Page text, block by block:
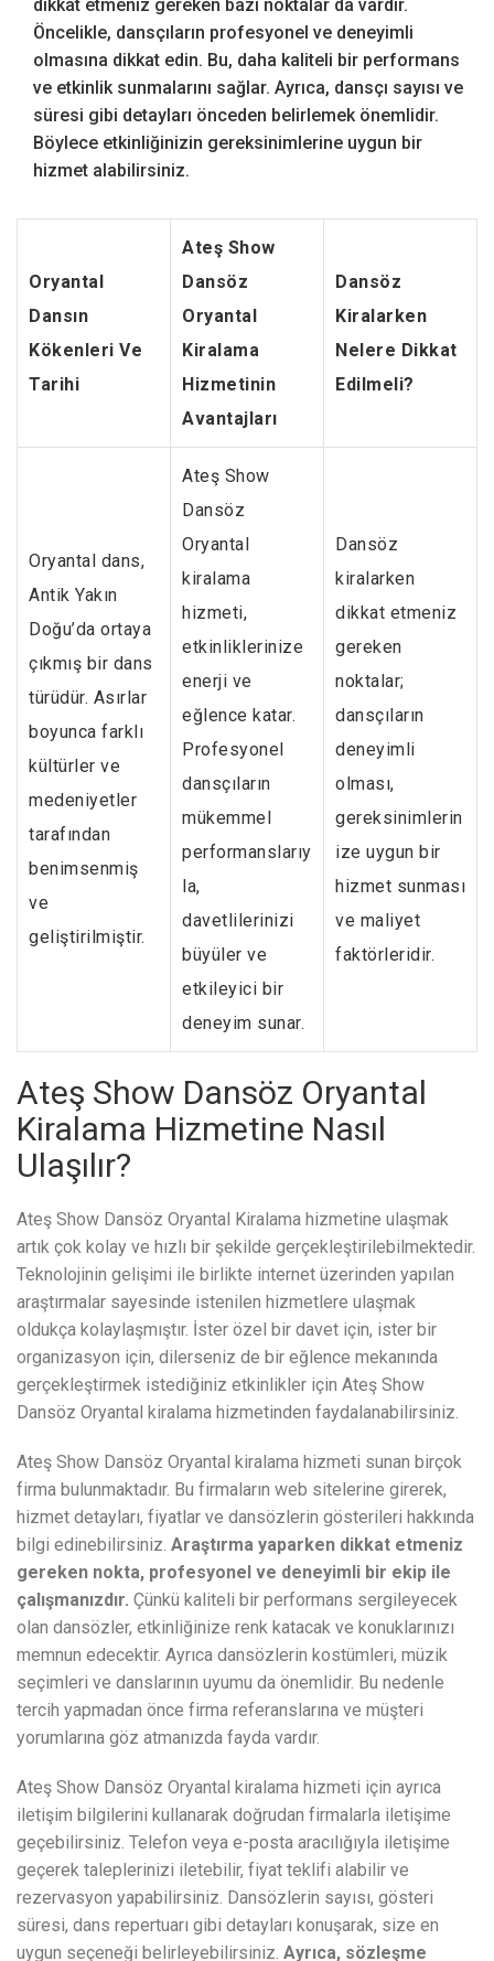
dikkat etmeniz gereken bazı noktalar da vardır.
Öncelikle, dansçıların profesyonel ve deneyimli
olmasına dikkat edin. Bu, daha kaliteli bir performans
ve etkinlik sunmalarını sağlar. Ayrıca, dansçı sayısı ve
süresi gibi detayları önceden belirlemek önemlidir.
Böylece etkinliğinizin gereksinimlerine uygun bir
hizmet alabilirsiniz.
Oryantal
Dansın
Kökenleri Ve
Tarihi
Ateş Show
Dansöz
Oryantal
Kiralama
Hizmetinin
Avantajları
Dansöz
Kiralarken
Nelere Dikkat
Edilmeli?
Oryantal dans,
Antik Yakın
Doğu’da ortaya
çıkmış bir dans
türüdür. Asırlar
boyunca farklı
kültürler ve
medeniyetler
tarafından
benimsenmiş
ve
geliştirilmiştir.
Ateş Show
Dansöz
Oryantal
kiralama
hizmeti,
etkinliklerinize
enerji ve
eğlence katar.
Profesyonel
dansçıların
mükemmel
performanslarıy
la,
davetlilerinizi
büyüler ve
etkileyici bir
deneyim sunar.
Dansöz
kiralarken
dikkat etmeniz
gereken
noktalar;
dansçıların
deneyimli
olması,
gereksinimlerin
ize uygun bir
hizmet sunması
ve maliyet
faktörleridir.
Ateş Show Dansöz Oryantal
Kiralama Hizmetine Nasıl
Ulaşılır?
Ateş Show Dansöz Oryantal Kiralama hizmetine ulaşmak
artık çok kolay ve hızlı bir şekilde gerçekleştirilebilmektedir.
Teknolojinin gelişimi ile birlikte internet üzerinden yapılan
araştırmalar sayesinde istenilen hizmetlere ulaşmak
oldukça kolaylaşmıştır. İster özel bir davet için, ister bir
organizasyon için, dilerseniz de bir eğlence mekanında
gerçekleştirmek istediğiniz etkinlikler için Ateş Show
Dansöz Oryantal kiralama hizmetinden faydalanabilirsiniz.
Ateş Show Dansöz Oryantal kiralama hizmeti sunan birçok
firma bulunmaktadır. Bu firmaların web sitelerine girerek,
hizmet detayları, fiyatlar ve dansözlerin gösterileri hakkında
bilgi edinebilirsiniz. Araştırma yaparken dikkat etmeniz
gereken nokta, profesyonel ve deneyimli bir ekip ile
çalışmanızdır. Çünkü kaliteli bir performans sergileyecek
olan dansözler, etkinliğinize renk katacak ve konuklarınızı
memnun edecektir. Ayrıca dansözlerin kostümleri, müzik
seçimleri ve danslarının uyumu da önemlidir. Bu nedenle
tercih yapmadan önce firma referanslarına ve müşteri
yorumlarına göz atmanızda fayda vardır.
Ateş Show Dansöz Oryantal kiralama hizmeti için ayrıca
iletişim bilgilerini kullanarak doğrudan firmalarla iletişime
geçebilirsiniz. Telefon veya e-posta aracılığıyla iletişime
geçerek taleplerinizi iletebilir, fiyat teklifi alabilir ve
rezervasyon yapabilirsiniz. Dansözlerin sayısı, gösteri
süresi, dans repertuarı gibi detayları konuşarak, size en
uygun seçeneği belirleyebilirsiniz. Ayrıca, sözleşme